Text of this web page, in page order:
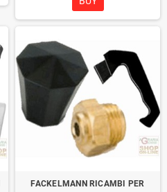
FACKELMANN RICAMBI PER